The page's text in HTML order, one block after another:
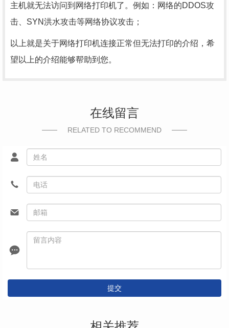
主机就无法访问到网络打印机了。例如：网络的DDOS攻
击、SYN洪水攻击等网络协议攻击；
以上就是关于网络打印机连接正常但无法打印的介绍，希
望以上的介绍能够帮助到您。
在线留言
RELATED TO RECOMMEND
提交